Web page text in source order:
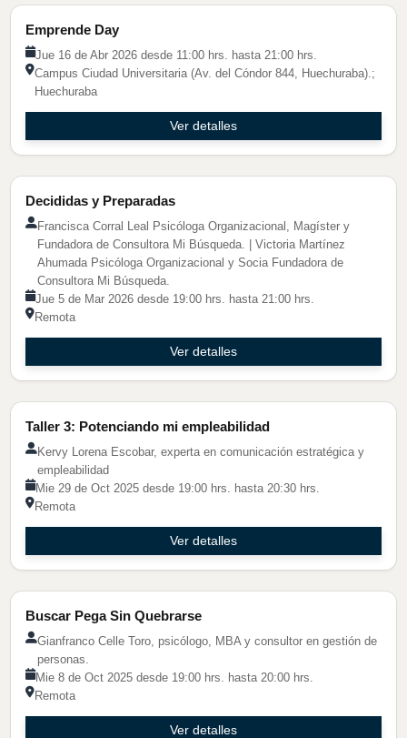
Actividad de Emprendimiento
Emprende Day
Jue 16 de Abr 2026 desde 11:00 hrs. hasta 21:00 hrs.
Campus Ciudad Universitaria (Av. del Cóndor 844, Huechuraba).;
Huechuraba
Ver detalles
Charla Tendencia
Decididas y Preparadas
Francisca Corral Leal Psicóloga Organizacional, Magíster y
Fundadora de Consultora Mi Búsqueda. | Victoria Martínez
Ahumada Psicóloga Organizacional y Socia Fundadora de
Consultora Mi Búsqueda.
Jue 5 de Mar 2026 desde 19:00 hrs. hasta 21:00 hrs.
Remota
Ver detalles
Taller 3: Potenciando mi empleabilidad
Kervy Lorena Escobar, experta en comunicación estratégica y
empleabilidad
Mie 29 de Oct 2025 desde 19:00 hrs. hasta 20:30 hrs.
Remota
Ver detalles
Charla Tendencia
Buscar Pega Sin Quebrarse
Gianfranco Celle Toro, psicólogo, MBA y consultor en gestión de
personas.
Mie 8 de Oct 2025 desde 19:00 hrs. hasta 20:00 hrs.
Remota
Ver detalles